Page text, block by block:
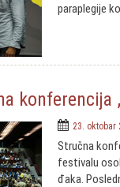
paraplegije
konferencija
23. oktobar
Stručna
festivalu
đaka.